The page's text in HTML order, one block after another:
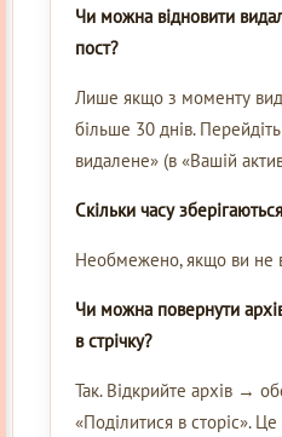
Чи можна відновити
пост?
Лише якщо з моменту
більше 30 днів.
видалене» (в «Вашій
Скільки часу
Необмежено, якщо ви не
Чи можна повернути
в стрічку?
Так. Відкрийте архів →
«Поділитися в сторіс».